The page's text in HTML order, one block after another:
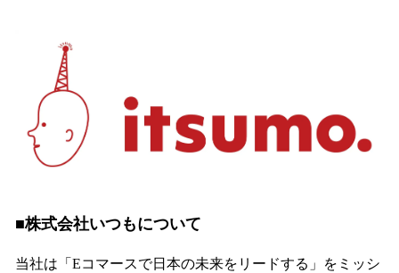
■株式会社いつもについて
当社は「Eコマースで日本の未来をリードする」をミッシ